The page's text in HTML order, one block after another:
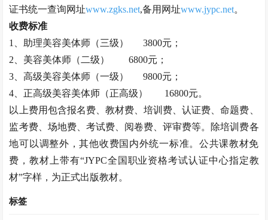
证书统一查询网址www.zgks.net,备用网址www.jypc.net。
收费标准
1、助理美容美体师 （三级）
3800元；
2、 美容美体师 （二级）
6800元；
3、高级美容美体师 （一级）
9800元；
4、正高级美容美体师 （正高级）
16800元。
以上费用包含报名费、教材费、培训费、认证费、命题费、
监考费、场地费、考试费、阅卷费、评审费等。除培训费各
地可以调整外，其他收费国内外统一标准。公共课教材免
费，教材上带有“JYPC全国职业资格考试认证中心指定教
材”字样，为正式出版教材。
标签